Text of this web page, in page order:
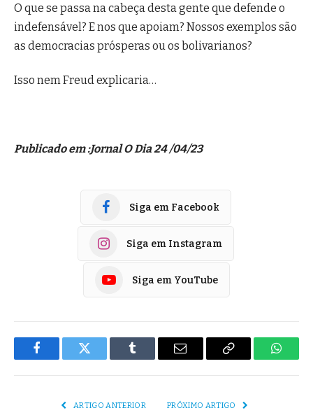
O que se passa na cabeça desta gente que defende o
indefensável? E nos que apoiam? Nossos exemplos são
as democracias prósperas ou os bolivarianos?
Isso nem Freud explicaria…
Publicado em :Jornal O Dia 24 /04/23
Siga em Facebook
Siga em Instagram
Siga em YouTube
FacebookTwitter Tumblr
E-
Copiar
ARTIGO ANTERIOR PRÓXIMO ARTIGO